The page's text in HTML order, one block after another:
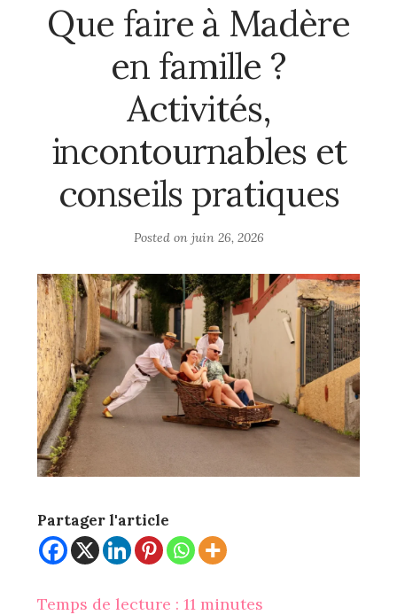
Que faire à Madère
en famille ?
Activités,
incontournables et
conseils pratiques
Posted on juin 26, 2026
Partager l'article
Temps de lecture : 11 minutes